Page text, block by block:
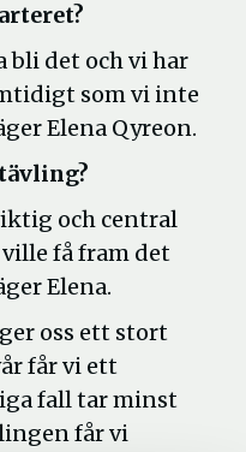
bli det och vi har
som vi inte
Elena Qyreon.
och central
få fram det
Elena.
oss ett stort
får vi ett
fall tar minst
får vi